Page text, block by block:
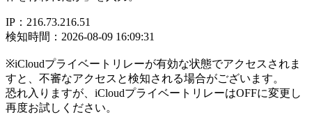
IP：216.73.216.51
検知時間：2026-08-09 16:09:31
※iCloudプライベートリレーが有効な状態でアクセスされま
すと、不審なアクセスと検知される場合がございます。
恐れ入りますが、iCloudプライベートリレーはOFFに変更し
再度お試しください。